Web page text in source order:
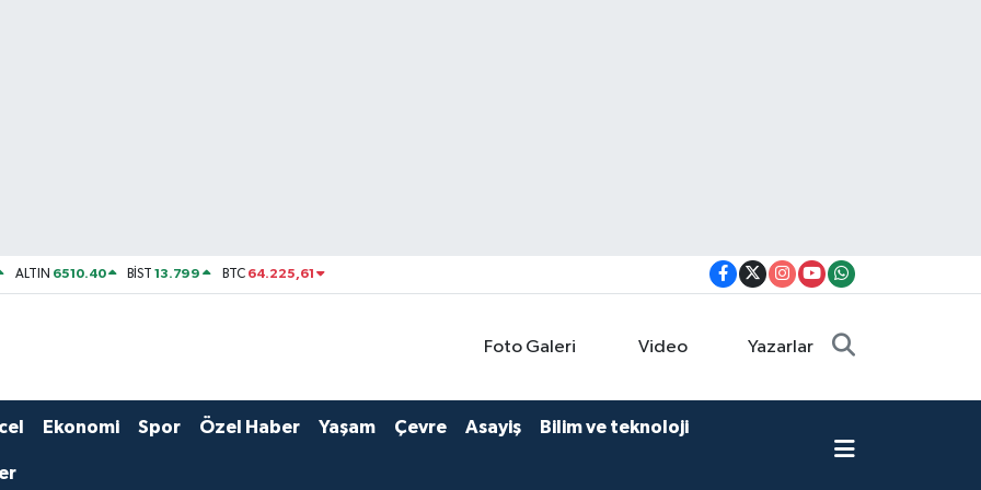
ALTIN 6510.40 BİST13.799 BTC 64.225,61
Foto Galeri Video Yazarlar
Ekonomi Spor Özel Haber Yaşam Çevre Asayiş Bilim ve teknoloji